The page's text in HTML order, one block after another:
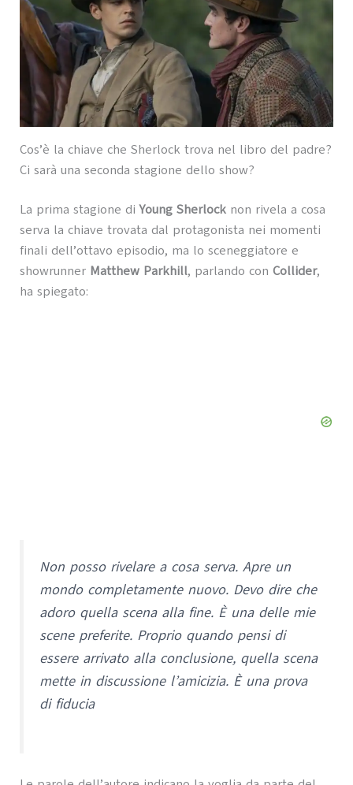
Cos’è la chiave che Sherlock trova nel libro del padre?
Ci sarà una seconda stagione dello show?
La prima stagione diYoung Sherlocknon rivela a cosa
serva la chiave trovata dal protagonista nei momenti
finali dell’ottavo episodio, ma lo sceneggiatore e
showrunner Matthew Parkhill, parlando con Collider,
ha spiegato:
Non posso rivelare a cosa serva. Apre un
mondo completamente nuovo. Devo dire che
adoro quella scena alla fine. È una delle mie
scene preferite. Proprio quando pensi di
essere arrivato alla conclusione, quella scena
mette in discussione l’amicizia. È una prova
di fiducia